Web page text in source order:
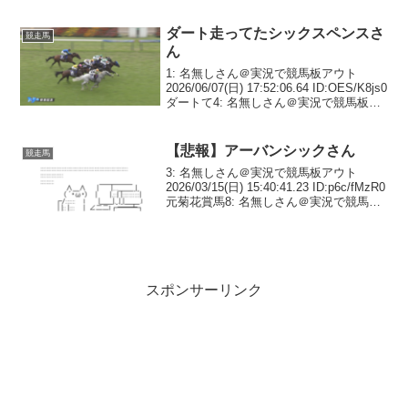
競走馬
ダート走ってたシックスペンスさ
ん
1: 名無しさん＠実況で競馬板アウト
2026/06/07(日) 17:52:06.64 ID:OES/K8js0
ダートて4: 名無しさん＠実況で競馬板ア
競走馬 【悲報】アーバンシックさん
3: 名無しさん＠実況で競馬板アウト
2026/03/15(日) 15:40:41.23 ID:p6c/fMzR0
元菊花賞馬8: 名無しさん＠実況で競馬板
スポンサーリンク